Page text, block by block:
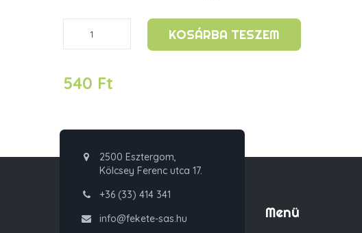
mennyiség
KOSÁRBA TESZEM
540 Ft
2500 Esztergom,
Kölcsey Ferenc utca 17.
+36 (33) 414 341
info@fekete-sas.hu
Menü